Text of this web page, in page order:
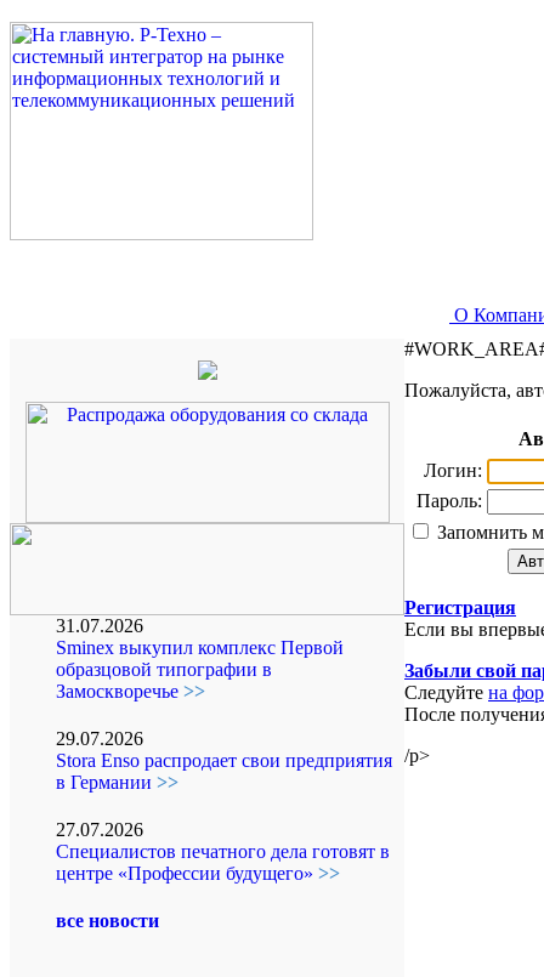
О
31.07.2026
Sminex выкупил комплекс Первой
образцовой типографии в
Замоскворечье >>
29.07.2026
Stora Enso распродает свои предприятия
в Германии >>
27.07.2026
Специалистов печатного дела готовят в
центре «Профессии будущего» >>
все новости
Пожалуйста,
Логин:
Пароль:
Запомнить
Регистрация
Если вы
Забыли свой
Следуйте на
После
/p>